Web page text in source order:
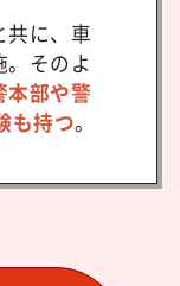
共に、車
そのよ
本部や警
も持つ。